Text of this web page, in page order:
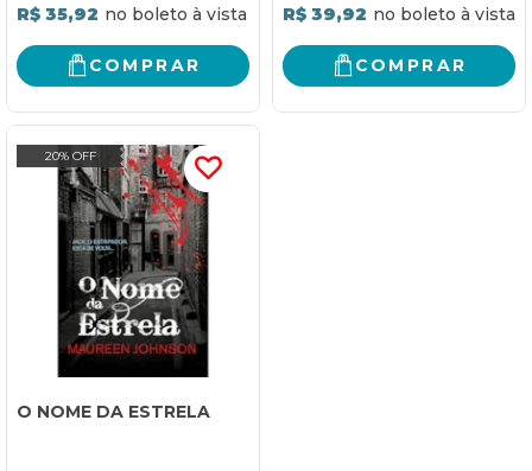
R$ 35,92
COMPRAR
R$ 39,92
COMPRAR
20% OFF
O NOME DA ESTRELA